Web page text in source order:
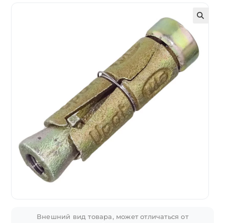
Внешний вид товара, может отличаться от